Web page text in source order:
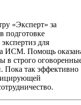
«Эксперт» за
подготовке
для
ИСМ. Помощь
в строго
Пока так эффективно